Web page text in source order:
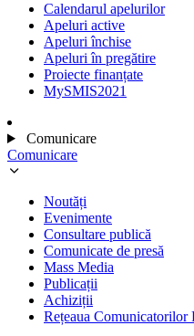
Calendarul apelurilor
Apeluri active
Apeluri închise
Apeluri în pregătire
Proiecte finanțate
MySMIS2021
Comunicare
Comunicare
Noutăți
Evenimente
Consultare publică
Comunicate de presă
Mass Media
Publicații
Achiziții
Rețeaua Comunicatorilor